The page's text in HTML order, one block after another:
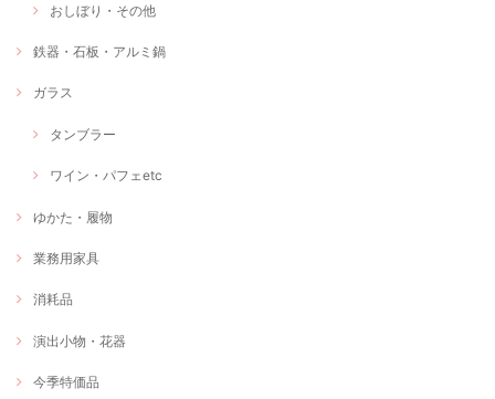
おしぼり・その他
鉄器・石板・アルミ鍋
ガラス
タンブラー
ワイン・パフェetc
ゆかた・履物
業務用家具
消耗品
演出小物・花器
今季特価品